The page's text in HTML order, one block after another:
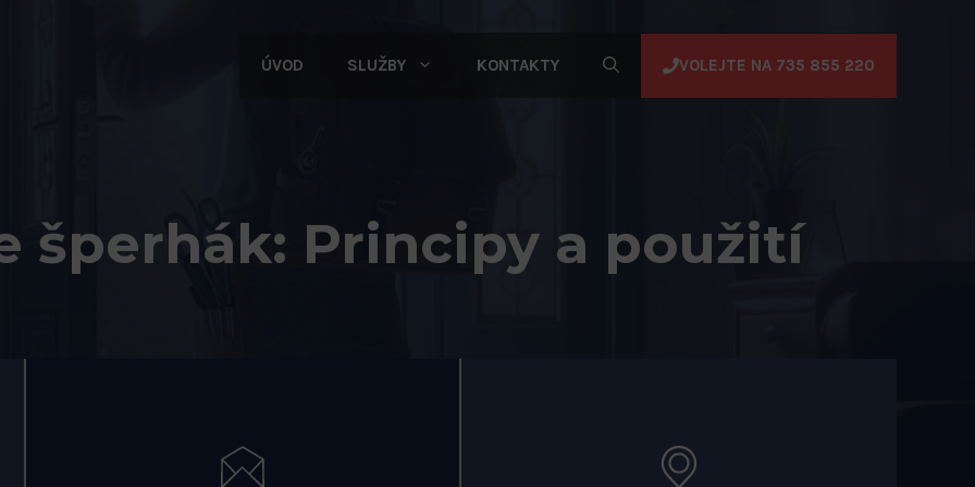
ÚVOD SLUŽBY KONTAKTY VOLEJTE NA 735 855 220
šperhák: Principy a použití